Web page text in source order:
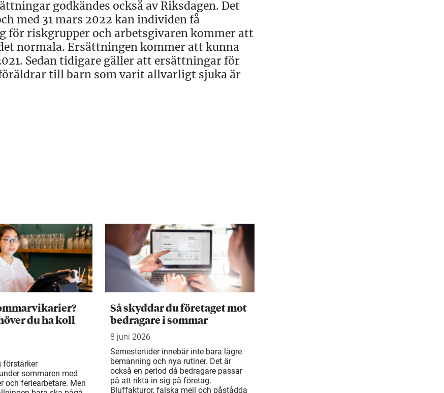
godkändes också av Riksdagen. Det
med 31 mars 2022 kan individen få
för riskgrupper och arbetsgivaren kommer att
normala. Ersättningen kommer att kunna
Sedan tidigare gäller att ersättningar för
till barn som varit allvarligt sjuka är
du ha koll
förstärker
sommaren med
och feriearbetare. Men
Så skyddar du företaget mot
bedragare i sommar
8 juni 2026
Semestertider innebär inte bara lägre
bemanning och nya rutiner. Det är
också en period då bedragare passar
på att rikta in sig på företag.
Bluffakturor, falska mejl och påstådda